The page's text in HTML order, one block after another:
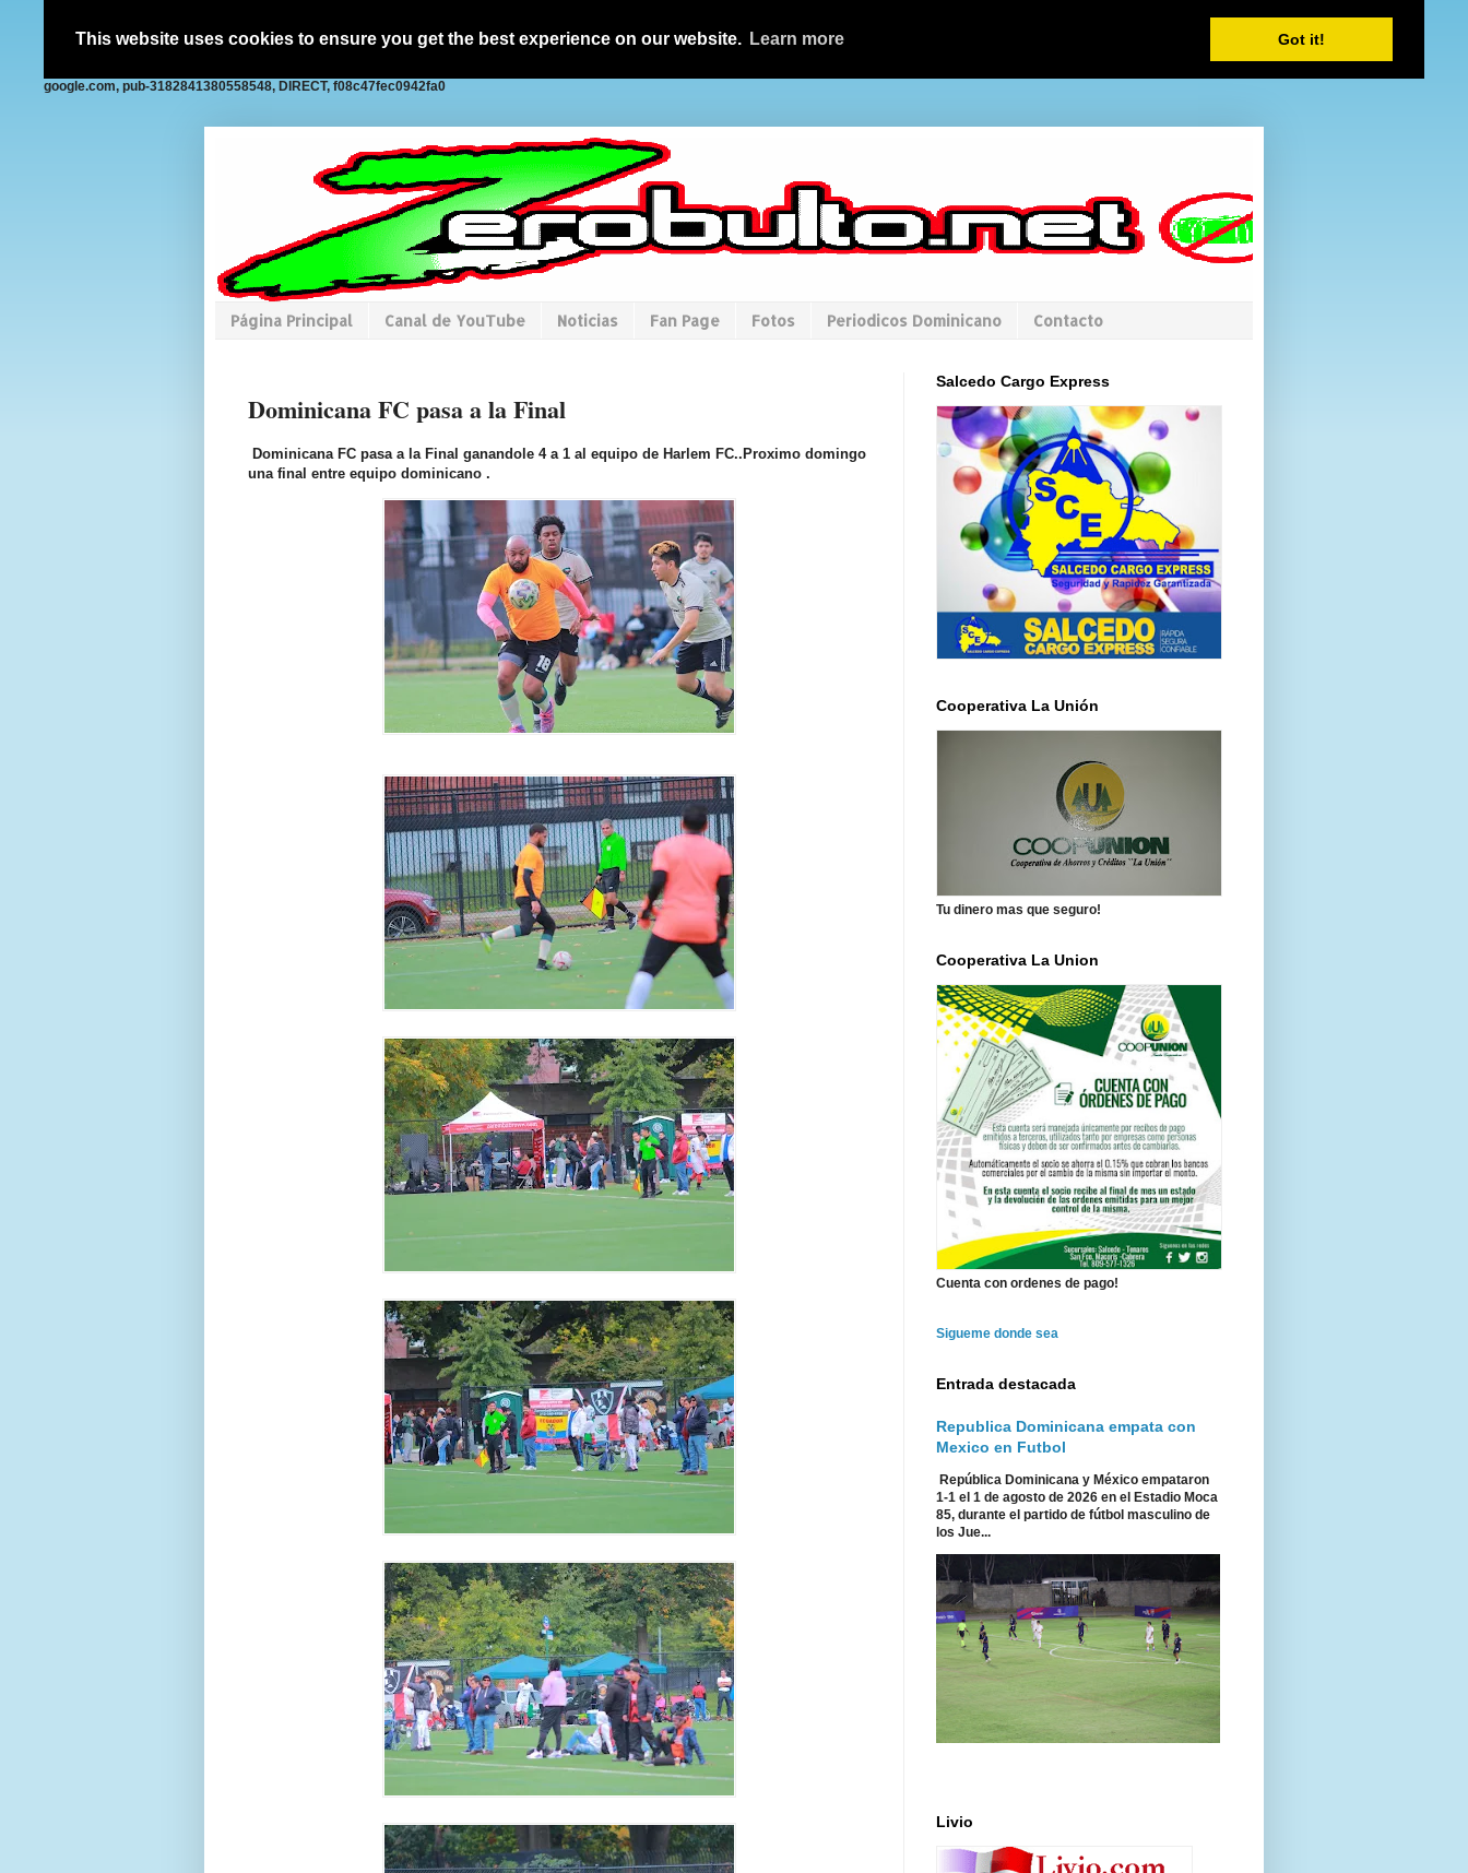
This website uses cookies to ensure you get the best experience on our website. Learn more Got it!
google.com, pub-3182841380558548, DIRECT, f08c47fec0942fa0
Página Principal Canal de YouTube Noticias Fan Page Fotos Periodicos Dominicano Contacto
Dominicana FC pasa a la Final
Dominicana FC pasa a la Final ganandole 4 a 1 al equipo de Harlem FC..Proximo domingo
una final entre equipo dominicano .
Salcedo Cargo Express
Cooperativa La Unión
Tu dinero mas que seguro!
Cooperativa La Union
Cuenta con ordenes de pago!
Sigueme donde sea
Entrada destacada
Republica Dominicana empata con
Mexico en Futbol
República Dominicana y México empataron
1-1 el 1 de agosto de 2026 en el Estadio Moca
85, durante el partido de fútbol masculino de
los Jue...
Livio